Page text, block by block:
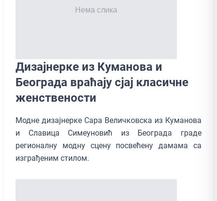
Дизајнерке из Куманова и
Београда враћају сјај класичне
женствености
Модне дизајнерке Сара Величковска из Куманова
и Славица Симеуновић из Београда граде
регионалну модну сцену посвећену дамама са
изграђеним стилом.